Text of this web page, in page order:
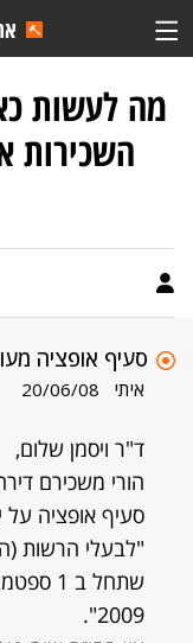
מה לעשות
השכירות
סעיף אופציה
איתי 20/06/08
ד"ר ויסמן שלום,
הורי משכירם
סעיף אופציה על
"לבעלי הרשות
2009".